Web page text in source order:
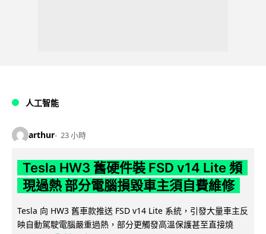
人工智能
arthur 23 小時
Tesla HW3 舊硬件裝 FSD v14 Lite 頻
現過熱 部分電腦損毀車主須自費維修
Tesla 向 HW3 舊車款推送 FSD v14 Lite 系統，引發大量車主反
映自動駕駛電腦嚴重過熱，部分更觸發高溫保護甚至直接燒